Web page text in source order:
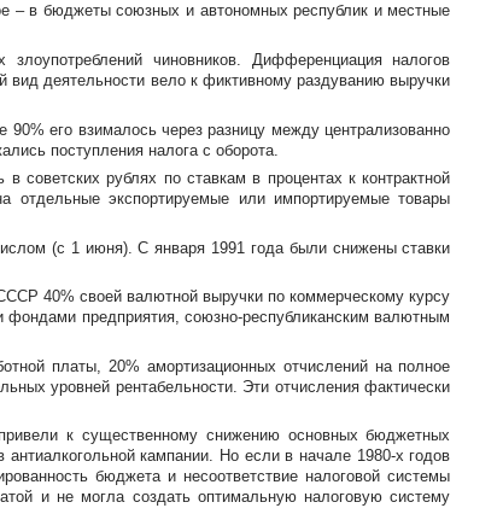
– в бюджеты союзных и автономных республик и местные
чиновников. Дифференциация налогов
вид деятельности вело к фиктивному раздуванию выручки
его взималось через разницу между централизованно
поступления налога с оборота.
советских рублях по ставкам в процентах к контрактной
отдельные экспортируемые или импортируемые товары
(с 1 июня). С января 1991 года были снижены ставки
40% своей валютной выручки по коммерческому курсу
фондами предприятия,союзно-республиканским валютным
платы, 20% амортизационных отчислений на полное
уровней рентабельности. Эти отчисления фактически
к существенному снижению основных бюджетных
кампании. Но если в начале 1980-х годов
бюджета и несоответствие налоговой системы
и не могла создать оптимальную налоговую систему